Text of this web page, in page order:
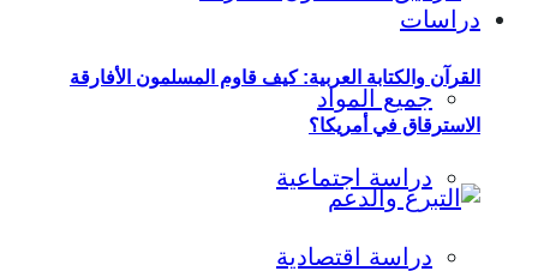
دراسات
جميع المواد
دراسة اجتماعية
دراسة اقتصادية
القرآن والكتابة العربية: كيف قاوم المسلمون الأفارقة
الاسترقاق في أمريكا؟